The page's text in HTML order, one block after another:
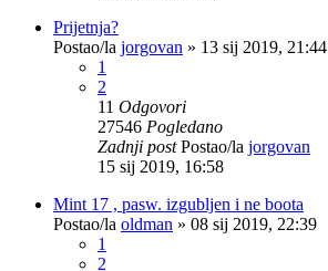
Prijetnja?
Postao/la jorgovan » 13 sij 2019, 21:44
1
2
11 Odgovori
27546 Pogledano
Zadnji postPostao/la jorgovan
15 sij 2019, 16:58
Mint 17 , pasw. izgubljen i ne boota
Postao/la oldman » 08 sij 2019, 22:39
1
2